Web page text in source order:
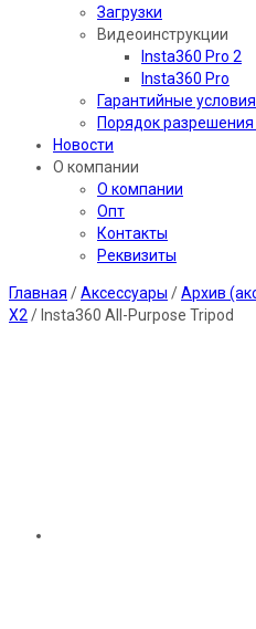
Загрузки
Видеоинструкции
Insta360 Pro 2
Insta360 Pro
Гарантийные условия
Порядок разрешения
Новости
О компании
О компании
Опт
Контакты
Реквизиты
Главная /Аксессуары /Архив
X2 / Insta360 All-Purpose Tripod